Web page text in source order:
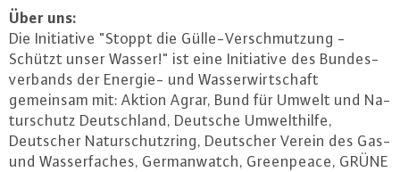
Über uns:
Die In­itia­ti­ve "Stoppt die Gül­le-Ver­schmut­zung -
Schützt unser Wasser!" ist eine In­itia­ti­ve des Bun­des­
ver­bands der Energie- und Was­ser­wirt­schaft
gemeinsam mit: Aktion Agrar, Bund für Umwelt und Na­
tur­schutz Deutsch­land, Deutsche Um­welt­hil­fe,
Deutscher Na­tur­schutz­ring, Deutscher Verein des Gas-
und Was­ser­fa­ches, Ger­man­watch, Green­peace, GRÜNE